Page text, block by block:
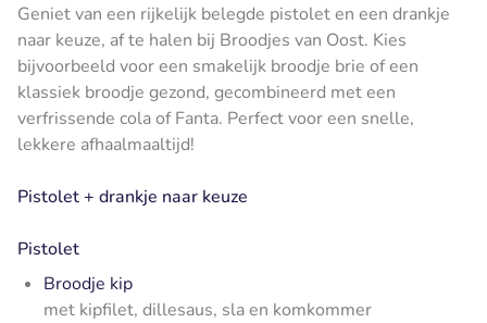
Geniet van een rijkelijk belegde pistolet en een drankje
naar keuze, af te halen bij Broodjes van Oost. Kies
bijvoorbeeld voor een smakelijk broodje brie of een
klassiek broodje gezond, gecombineerd met een
verfrissende cola of Fanta. Perfect voor een snelle,
lekkere afhaalmaaltijd!
Pistolet + drankje naar keuze
Pistolet
Broodje kip
met kipfilet, dillesaus, sla en komkommer